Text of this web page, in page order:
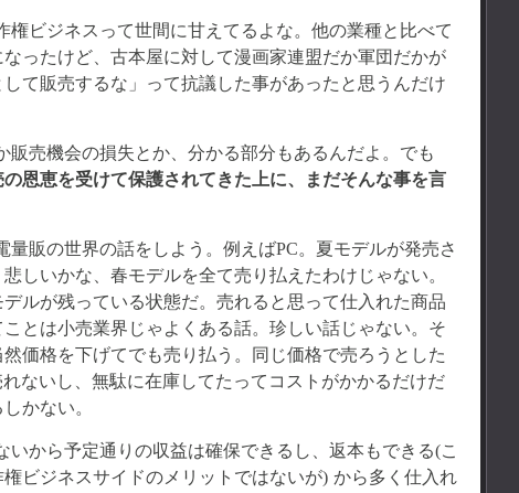
権ビジネスって世間に甘えてるよな。他の業種と比べて
ったけど、古本屋に対して漫画家連盟だか軍団だかが
して販売するな」って抗議した事があったと思うんだけ
販売機会の損失とか、分かる部分もあるんだよ。でも
恩恵を受けて保護されてきた上に、まだそんな事を言
量販の世界の話をしよう。例えばPC。夏モデルが発売さ
しいかな、春モデルを全て売り払えたわけじゃない。
ルが残っている状態だ。売れると思って仕入れた商品
とは小売業界じゃよくある話。珍しい話じゃない。そ
価格を下げてでも売り払う。同じ価格で売ろうとした
ないし、無駄に在庫してたってコストがかかるだけだ
かない。
いから予定通りの収益は確保できるし、返本もできる(こ
ビジネスサイドのメリットではないが) から多く仕入れ